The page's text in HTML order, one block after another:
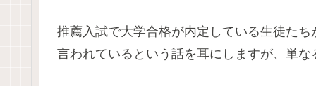
推薦入試で大学合格が内定している生徒た
言われているという話を耳にしますが、単な